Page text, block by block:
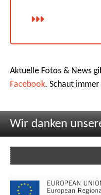
Aktuelle Fotos & News
Facebook. Schaut
Wir danken